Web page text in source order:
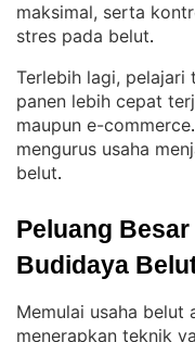
maksimal, serta
stres pada belut.
Terlebih lagi, pelajari
panen lebih cepat
maupun e-commerce.
mengurus usaha
belut.
Peluang
Budidaya
Memulai usaha belut
menerapkan teknik